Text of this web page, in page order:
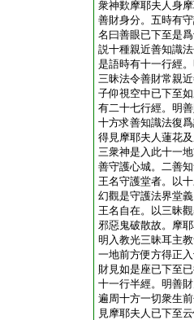
衆神歎摩耶夫人身
善財身分。五時有
名曰善眼已下至是
説十種親近善知識
是語時有十一行經
三昧法令善財常親
子仰視空中已下至
有二十七行經。明
十方求善知識法復
得見摩耶夫人蓮花
三衆神是入此十一
善守護心城。二善
王名守護堂者。以
幻觀是守護法界堂
王名自在。以三昧
邪惡鬼破散故。摩
明入教光三昧耳主
一地前方便方得正
財見如是座已下至
十一行半經。明善
遍周十方一切衆生
見摩耶夫人已下至